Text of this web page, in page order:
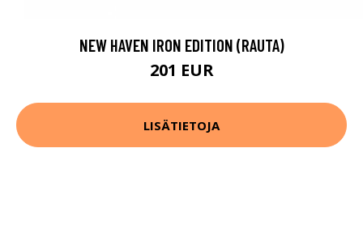
NEW HAVEN IRON EDITION (RAUTA)
201 EUR
LISÄTIETOJA